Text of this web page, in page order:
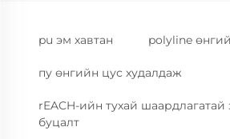
pu эм хавтан polyline
пу өнгийн цус худалдаж
rEACH-ийн тухай
буцалт